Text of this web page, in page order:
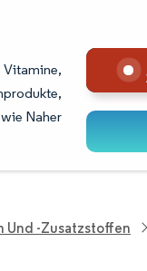
Vitamine,
Naher
Und -zusatzstoffen